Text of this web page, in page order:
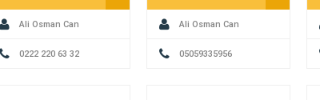
Ali Osman Can
0222 220 63 32
Ali Osman Can
05059335956